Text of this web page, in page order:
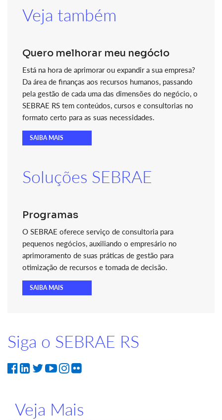
Veja também
Quero melhorar meu negócio
Está na hora de aprimorar ou expandir a sua empresa?
Da área de finanças aos recursos humanos, passando
pela gestão de cada uma das dimensões do negócio, o
SEBRAE RS tem conteúdos, cursos e consultorias no
formato certo para as suas necessidades.
SAIBA MAIS
Soluções SEBRAE
Programas
O SEBRAE oferece serviço de consultoria para
pequenos negócios, auxiliando o empresário no
aprimoramento de suas práticas de gestão para
otimização de recursos e tomada de decisão.
SAIBA MAIS
Siga o SEBRAE RS
Veja Mais